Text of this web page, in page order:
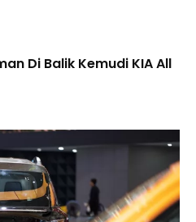
Di Balik Kemudi KIA All